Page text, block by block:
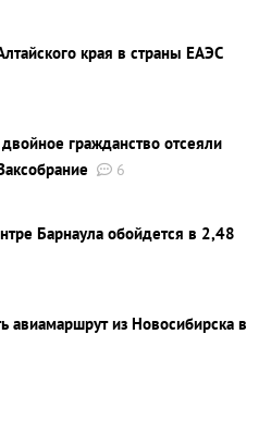
края в страны ЕАЭС
гражданство отсеяли
6
Барнаула обойдется в 2,48
авиамаршрут из Новосибирска в